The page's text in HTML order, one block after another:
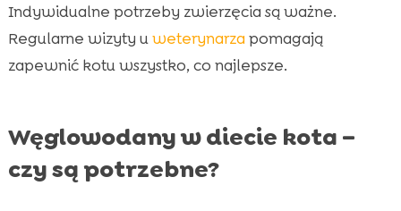
Indywidualne potrzeby zwierzęcia są ważne.
Regularne wizyty uweterynarza pomagają
zapewnić kotu wszystko, co najlepsze.
Węglowodany w diecie kota –
czy są potrzebne?